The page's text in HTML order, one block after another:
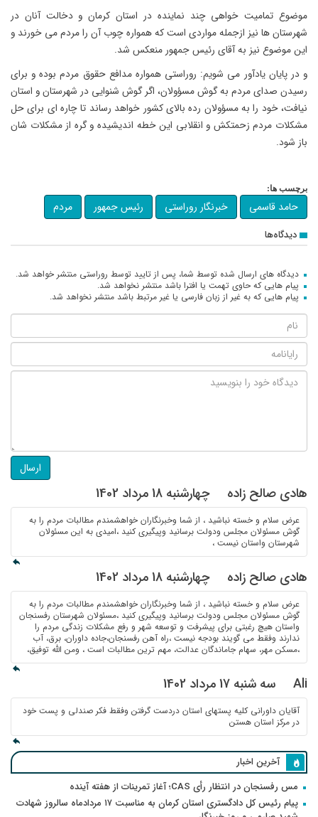
موضوع تمامیت خواهی چند نماینده در استان کرمان و دخالت آنان در
شهرستان ها نیز ازجمله مواردی است که همواره چوب آن را مردم می خورند و
این موضوع نیز به آقای رئیس جمهور منعکس شد.
و در پایان یادآور می شویم: روراستی همواره مدافع حقوق مردم بوده و برای
رسیدن صدای مردم به گوش مسؤولان، اگر گوش شنوایی در شهرستان و استان
نیافت، خود را به مسؤولان رده بالای کشور خواهد رساند تا چاره ای برای حل
مشکلات مردم زحمتکش و انقلابی این خطه اندیشیده و گره از مشکلات شان
باز شود.
برچسب ها:
حامد قاسمی خبرنگار روراستی رئیس جمهور مردم
دیدگاه‌ها
دیدگاه های ارسال شده توسط شما، پس از تایید توسط روراستی منتشر خواهد شد.
پیام هایی که حاوی تهمت یا افترا باشد منتشر نخواهد شد.
پیام هایی که به غیر از زبان فارسی یا غیر مرتبط باشد منتشر نخواهد شد.
ارسال
هادی صالح زاده چهارشنبه 18 مرداد 1402
عرض سلام و خسته نباشید ، از شما وخبرنگاران خواهشمندم مطالبات مردم را به
گوش مسئولان مجلس ودولت برسانید وپیگیری کنید ،امیدی به این مسئولان
شهرستان واستان نیست ،
هادی صالح زاده چهارشنبه 18 مرداد 1402
عرض سلام و خسته نباشید ، از شما وخبرنگاران خواهشمندم مطالبات مردم را به
گوش مسئولان مجلس ودولت برسانید وپیگیری کنید ،مسئولان شهرستان رفسنجان
واستان هیچ رغبتی برای پیشرفت و توسعه شهر و رفع مشکلات زندگی مردم را
ندارند وفقط می گویند بودجه نیست ،راه آهن رفسنجان،جاده داوران، برق، آب
،مسکن مهر، سهام جاماندگان عدالت، مهم ترین مطالبات است ، ومن الله توفیق،
Ali سه شنبه 17 مرداد 1402
آقایان داورانی کلیه پستهای استان دردست گرفتن وفقط فکر صندلی و پست خود
در مرکز استان هستن
آخرین اخبار
مس رفسنجان در انتظار رأی CAS؛ آغاز تمرینات از هفته آینده
پیام رئیس کل دادگستری استان کرمان به مناسبت ۱۷ مردادماه سالروز شهادت